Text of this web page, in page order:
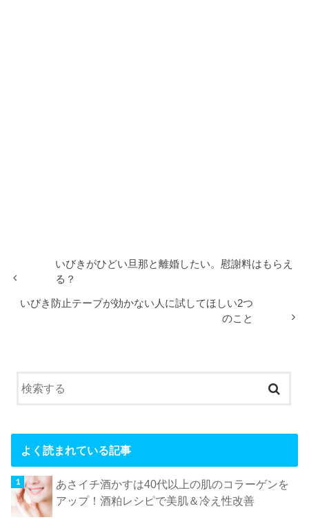
いびきがひどい旦那と離婚したい。慰謝料はもらえ
る？
いびき防止テープが効かない人に試してほしい2つ
のこと
よく読まれている記事
あさイチ酒かすは40代以上の肌のコラーゲンを
アップ！酒粕レシピで美肌＆冷え性改善